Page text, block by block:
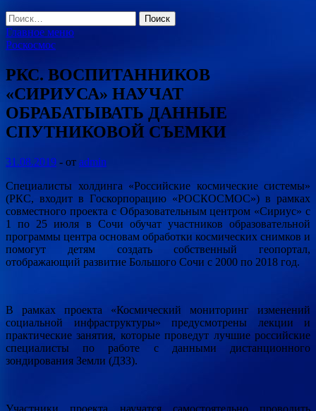
Найти:
Главное меню
Роскосмос
РКС. ВОСПИТАННИКОВ
«СИРИУСА» НАУЧАТ
ОБРАБАТЫВАТЬ ДАННЫЕ
СПУТНИКОВОЙ СЪЕМКИ
31.08.2019 - от admin
Специалисты холдинга «Российские космические системы»
(РКС, входит в Госкорпорацию «РОСКОСМОС») в рамках
совместного проекта с Образовательным центром «Сириус» с
1 по 25 июля в Сочи обучат участников образовательной
программы центра основам обработки космических снимков и
помогут детям создать собственный геопортал,
отображающий развитие Большого Сочи с 2000 по 2018 год.
В рамках проекта «Космический мониторинг изменений
социальной инфраструктуры» предусмотрены лекции и
практические занятия, которые проведут лучшие российские
специалисты по работе с данными дистанционного
зондирования Земли (ДЗЗ).
Участники проекта научатся самостоятельно проводить